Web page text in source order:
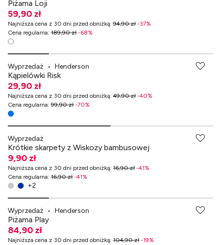
Piżama Loji
59,90 zł
Najniższa cena z 30 dni przed obniżką: 94,90 zł -37%
Cena regularna: 189,90 zł -68%
Wyprzedaż • Henderson
Kąpielówki Risk
29,90 zł
Najniższa cena z 30 dni przed obniżką: 49,90 zł -40%
Cena regularna: 99,90 zł -70%
Wyprzedaż
Krótkie skarpety z Wiskozy bambusowej
9,90 zł
Najniższa cena z 30 dni przed obniżką: 16,90 zł -41%
Cena regularna: 16,90 zł -41%
+2
Wyprzedaż • Henderson
Piżama Play
84,90 zł
Najniższa cena z 30 dni przed obniżką: 104,90 zł -19%